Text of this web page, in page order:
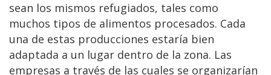
sean los mismos refugiados, tales como
muchos tipos de alimentos procesados. Cada
una de estas producciones estaría bien
adaptada a un lugar dentro de la zona. Las
empresas a través de las cuales se organizarían